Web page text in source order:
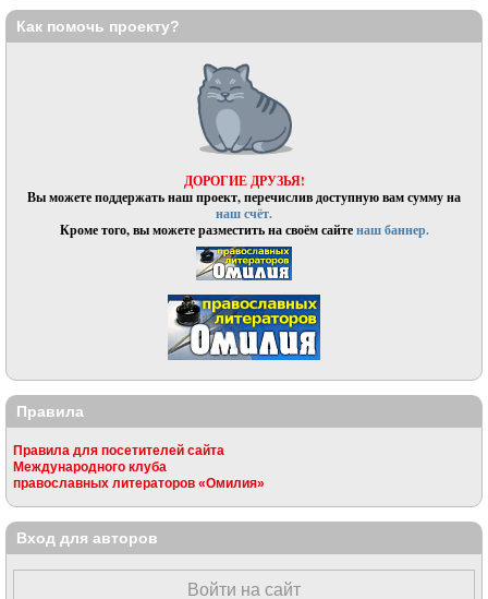
Как помочь проекту?
ДОРОГИЕ ДРУЗЬЯ!
Вы можете поддержать наш проект, перечислив доступную вам сумму на
наш счёт.
Кроме того, вы можете разместить на своём сайтенаш баннер.
Правила
Правила для посетителей сайта
Международного клуба
православных литераторов «Омилия»
Вход для авторов
Войти на сайт